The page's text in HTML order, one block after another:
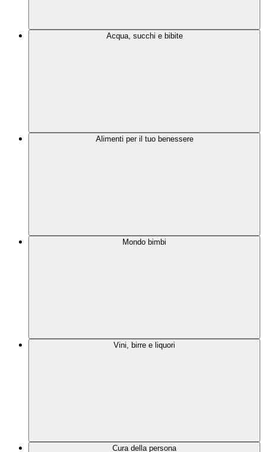
Acqua, succhi e bibite
Alimenti per il tuo benessere
Mondo bimbi
Vini, birre e liquori
Cura della persona